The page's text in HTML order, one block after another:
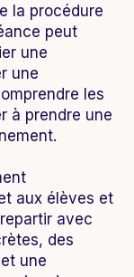
la procédure
peut
une
une
les
à prendre une
aux élèves et
avec
des
une